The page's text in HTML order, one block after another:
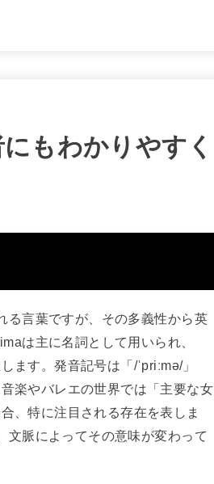
もわかりやすく
る言葉ですが、その多義性から英
は主に名詞として用いられ、
ます。発音記号は「/ˈpriːmə/」
楽やバレエの世界では「主要な女
、特に注目される存在を表しま
文脈によってその意味が変わって